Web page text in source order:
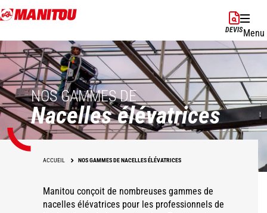
Aller
au
principal
DEVISMenu
NOS GAMMES DE
Nacelles élévatrices
ACCUEIL NOS GAMMES DE NACELLES ÉLÉVATRICES
Manitou conçoit de nombreuses gammes de
nacelles élévatrices pour les professionnels de